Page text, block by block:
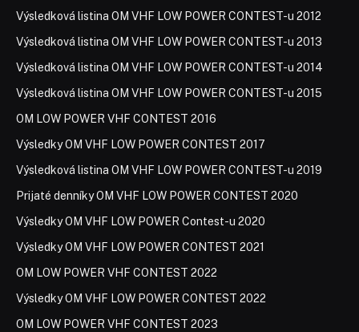
Výsledková listina OM VHF LOW POWER CONTEST-u 2012
Výsledková listina OM VHF LOW POWER CONTEST-u 2013
Výsledková listina OM VHF LOW POWER CONTEST-u 2014
Výsledková listina OM VHF LOW POWER CONTEST-u 2015
OM LOW POWER VHF CONTEST 2016
Výsledky OM VHF LOW POWER CONTEST 2017
Výsledková listina OM VHF LOW POWER CONTEST-u 2019
Prijaté denníky OM VHF LOW POWER CONTEST 2020
Výsledky OM VHF LOW POWER Contest-u 2020
Výsledky OM VHF LOW POWER CONTEST 2021
OM LOW POWER VHF CONTEST 2022
Výsledky OM VHF LOW POWER CONTEST 2022
OM LOW POWER VHF CONTEST 2023